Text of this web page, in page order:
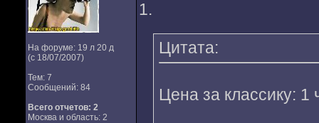
На форуме: 19 л 20 д
(с 18/07/2007)
Тем: 7
Сообщений: 84
Всего отчетов: 2
Москва и область: 2
1.
Цитата:
Цена за классику: 1